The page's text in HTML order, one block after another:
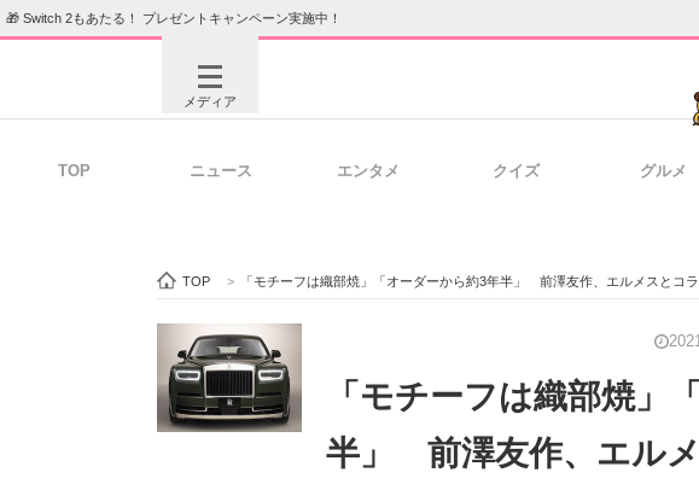
🎁 Switch 2もあたる！ プレゼントキャンペーン実施中！
メディア
ビジネスと働き方のヒント
ITエンジニア向け専門サイト 企業向けIT製品の総合サイト
TOP ニュース エンタメ クイズ グルメ
TOP > 「モチーフは織部焼」「オーダーから約3年半」 前澤友作、エルメスとコラボした限定モ
「モチーフは織部焼」
半」 前澤友作、エル